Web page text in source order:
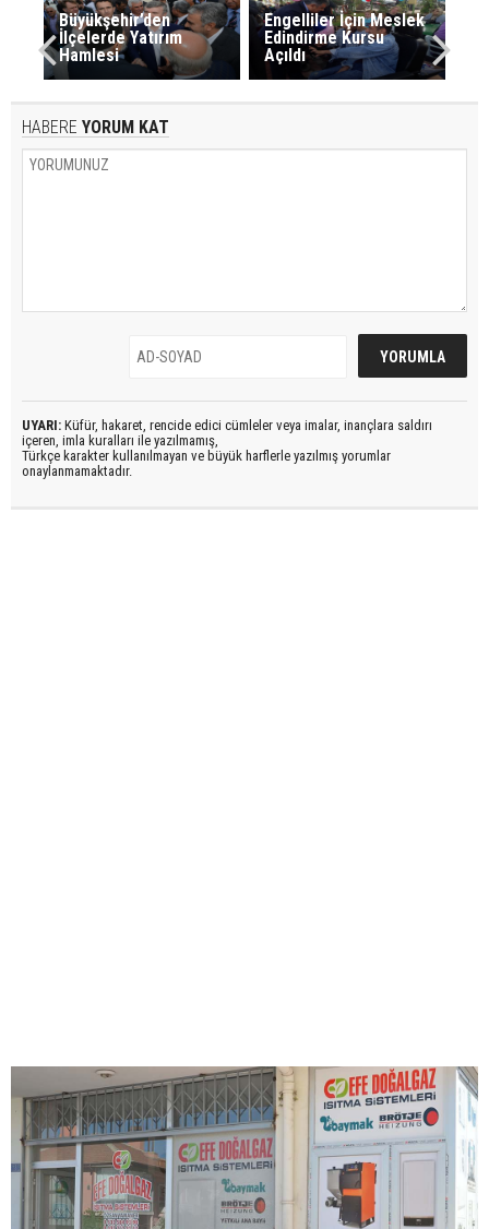
Büyükşehir’den
İlçelerde Yatırım
Hamlesi
Engelliler İçin Meslek
Edindirme Kursu
Açıldı
HABERE YORUM KAT
UYARI: Küfür, hakaret, rencide edici cümleler veya imalar, inançlara saldırı
içeren, imla kuralları ile yazılmamış,
Türkçe karakter kullanılmayan ve büyük harflerle yazılmış yorumlar
onaylanmamaktadır.